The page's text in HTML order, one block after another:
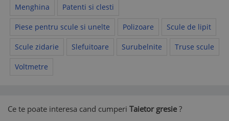
Menghina Patenti si clesti
Piese pentru scule si unelte Polizoare Scule de lipit
Scule zidarie Slefuitoare Surubelnite Truse scule
Voltmetre
Ce te poate interesa cand cumperi Taietor gresie?